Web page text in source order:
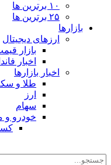
۱۰ برترین ها
۲۵ برترین ها
بازارها
ارزهای دیجیتال
بازار
اخبار
اخبار بازارها
طلا و
ارز
سهام
خودرو